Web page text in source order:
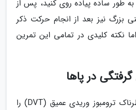
طور ساده پیاده روی کنید، پس از
بزرگ نیز بعد از انجام حرکت ذکر
نکته کلیدی در تمامی این تمرین
در پاها
احتمالا نام بیماری خطرناک ترومبوز وریدی عمیق (DVT) را